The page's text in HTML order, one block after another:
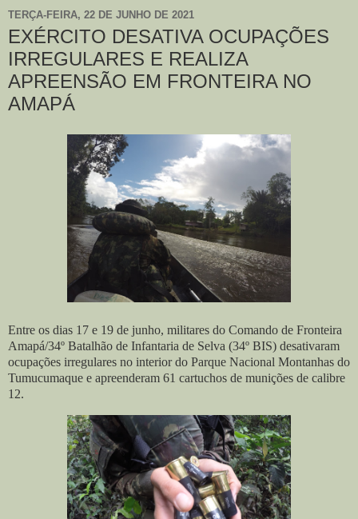
TERÇA-FEIRA, 22 DE JUNHO DE 2021
EXÉRCITO DESATIVA OCUPAÇÕES
IRREGULARES E REALIZA
APREENSÃO EM FRONTEIRA NO
AMAPÁ
Entre os dias 17 e 19 de junho, militares do Comando de Fronteira
Amapá/34º Batalhão de Infantaria de Selva (34º BIS) desativaram
ocupações irregulares no interior do Parque Nacional Montanhas do
Tumucumaque e apreenderam 61 cartuchos de munições de calibre
12.